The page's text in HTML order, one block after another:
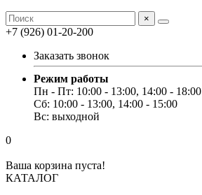
×
+7 (926) 01-20-200
Заказать звонок
Режим работы
Пн - Пт: 10:00 - 13:00, 14:00 - 18:00
Сб: 10:00 - 13:00, 14:00 - 15:00
Вс: выходной
0
Ваша корзина пуста!
КАТАЛОГ